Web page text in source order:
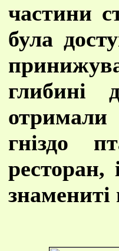
частини
була
глибині
гніздо
ресторан,
знамениті